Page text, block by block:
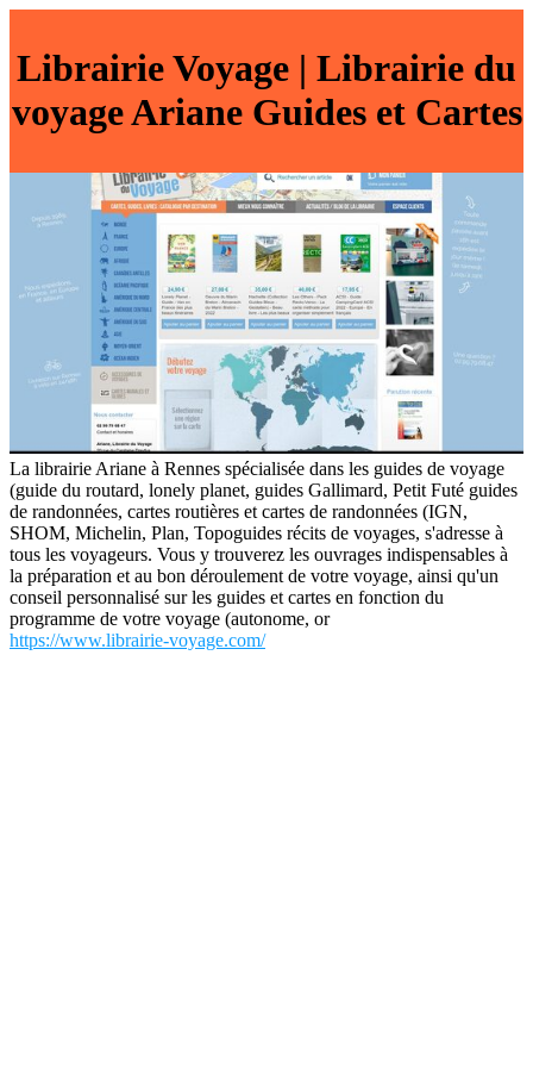
Librairie Voyage | Librairie du
voyage Ariane Guides et Cartes
La librairie Ariane à Rennes spécialisée dans les guides de voyage
(guide du routard, lonely planet, guides Gallimard, Petit Futé guides
de randonnées, cartes routières et cartes de randonnées (IGN,
SHOM, Michelin, Plan, Topoguides récits de voyages, s'adresse à
tous les voyageurs. Vous y trouverez les ouvrages indispensables à
la préparation et au bon déroulement de votre voyage, ainsi qu'un
conseil personnalisé sur les guides et cartes en fonction du
programme de votre voyage (autonome, or
https://www.librairie-voyage.com/